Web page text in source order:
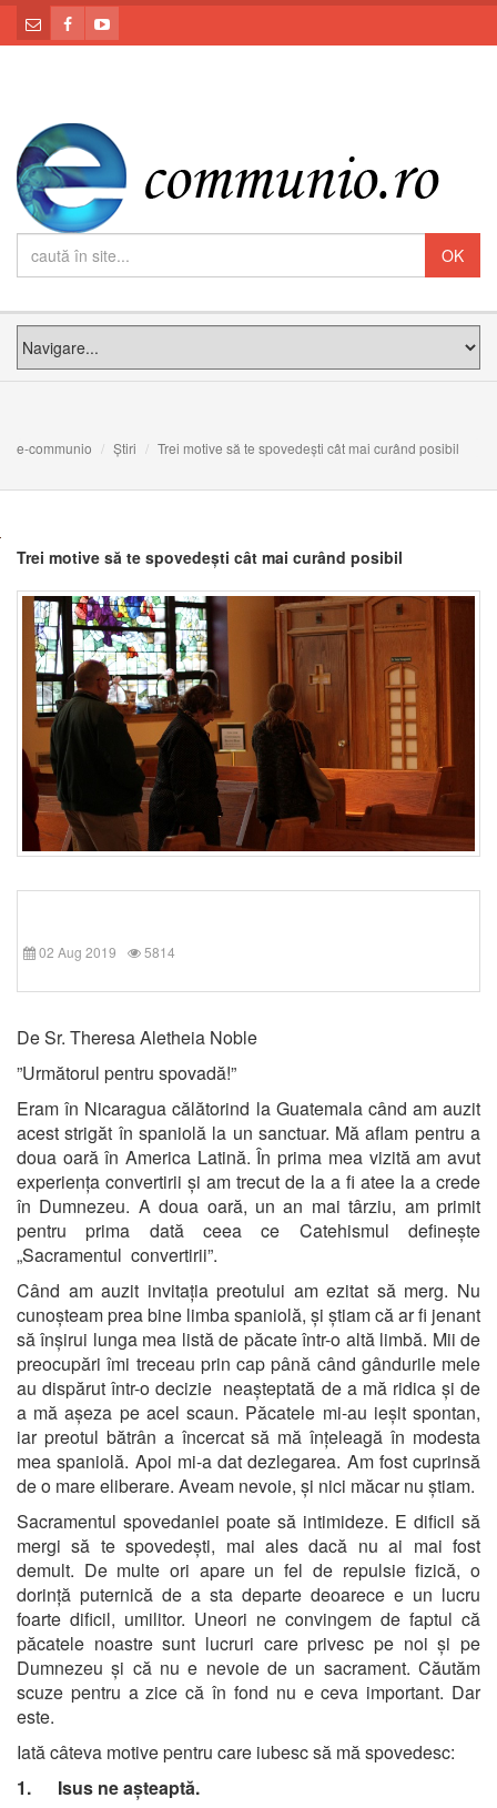
e-communio Știri Trei motive să te spovedești cât mai curând posibil
Trei motive să te spovedești cât mai curând posibil
02 Aug 2019 5814
De Sr. Theresa Aletheia Noble
”Următorul pentru spovadă!”
Eram în Nicaragua călătorind la Guatemala când am auzit
acest strigăt în spaniolă la un sanctuar. Mă aflam pentru a
doua oară în America Latină. În prima mea vizită am avut
experiența convertirii și am trecut de la a fi atee la a crede
în Dumnezeu. A doua oară, un an mai târziu, am primit
pentru prima dată ceea ce Catehismul definește
„Sacramentul convertirii”.
Când am auzit invitația preotului am ezitat să merg. Nu
cunoșteam prea bine limba spaniolă, și știam că ar fi jenant
să înșirui lunga mea listă de păcate într-o altă limbă. Mii de
preocupări îmi treceau prin cap până când gândurile mele
au dispărut într-o decizie neașteptată de a mă ridica și de
a mă așeza pe acel scaun. Păcatele mi-au ieșit spontan,
iar preotul bătrân a încercat să mă înțeleagă în modesta
mea spaniolă. Apoi mi-a dat dezlegarea. Am fost cuprinsă
de o mare eliberare. Aveam nevoie, și nici măcar nu știam.
Sacramentul spovedaniei poate să intimideze. E dificil să
mergi să te spovedești, mai ales dacă nu ai mai fost
demult. De multe ori apare un fel de repulsie fizică, o
dorință puternică de a sta departe deoarece e un lucru
foarte dificil, umilitor. Uneori ne convingem de faptul că
păcatele noastre sunt lucruri care privesc pe noi și pe
Dumnezeu și că nu e nevoie de un sacrament. Căutăm
scuze pentru a zice că în fond nu e ceva important. Dar
este.
Iată câteva motive pentru care iubesc să mă spovedesc:
1. Isus ne așteaptă.